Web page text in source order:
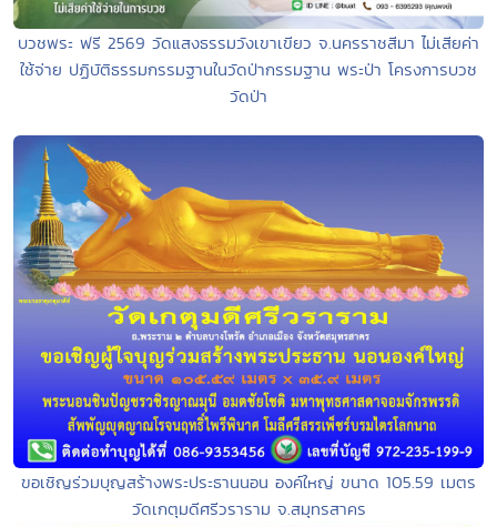
บวชพระ ฟรี 2569 วัดแสงธรรมวังเขาเขียว จ.นครราชสีมา ไม่เสียค่า
ใช้จ่าย ปฏิบัติธรรมกรรมฐานในวัดป่ากรรมฐาน พระป่า โครงการบวช
วัดป่า
ขอเชิญร่วมบุญสร้างพระประธานนอน องค์ใหญ่ ขนาด 105.59 เมตร
วัดเกตุมดีศรีวราราม จ.สมุทรสาคร